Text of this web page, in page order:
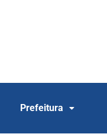
Prefeitura